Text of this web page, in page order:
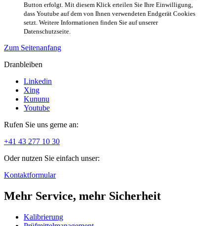
Button erfolgt. Mit diesem Klick erteilen Sie Ihre Einwilligung,
dass Youtube auf dem von Ihnen verwendeten Endgerät Cookies
setzt. Weitere Informationen finden Sie auf unserer
Datenschutzseite.
Zum Seitenanfang
Dranbleiben
Linkedin
Xing
Kununu
Youtube
Rufen Sie uns gerne an:
+41 43 277 10 30
Oder nutzen Sie einfach unser:
Kontaktformular
Mehr Service, mehr Sicherheit
Kalibrierung